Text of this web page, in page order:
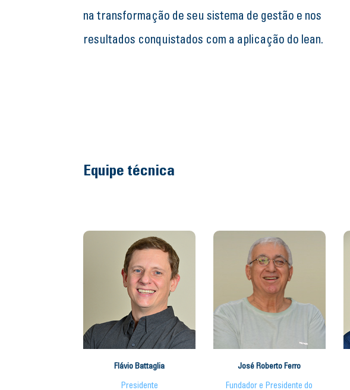
na transformação de seu sistema de gestão e nos
resultados conquistados com a aplicação do lean.
Equipe técnica
Flávio Battaglia
Presidente
José Roberto Ferro
Fundador e Presidente do